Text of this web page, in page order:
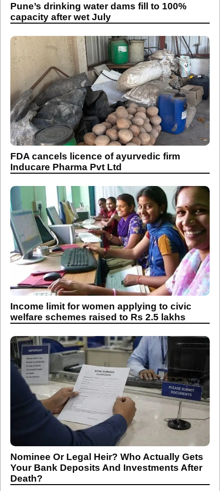
Pune’s drinking water dams fill to 100%
capacity after wet July
FDA cancels licence of ayurvedic firm
Inducare Pharma Pvt Ltd
Income limit for women applying to civic
welfare schemes raised to Rs 2.5 lakhs
Nominee Or Legal Heir? Who Actually Gets
Your Bank Deposits And Investments After
Death?